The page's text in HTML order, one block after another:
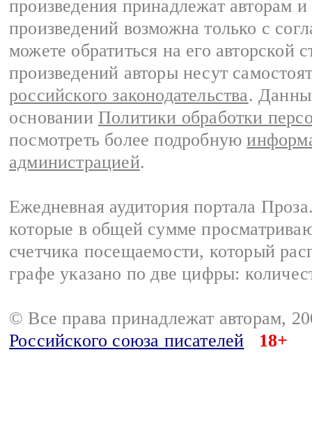
произведения принадлежат авторам
произведений возможна только с
можете обратиться на его авторской
произведений авторы несут
российского законодательства.
основании Политики обработки
посмотреть более подробную
администрацией.
Ежедневная аудитория портала
которые в общей сумме
счетчика посещаемости, который
графе указано по две цифры:
© Все права принадлежат авторам,
Российского союза писателей
18+